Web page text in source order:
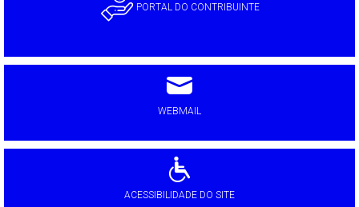
PORTAL DO CONTRIBUINTE
WEBMAIL
ACESSIBILIDADE DO SITE